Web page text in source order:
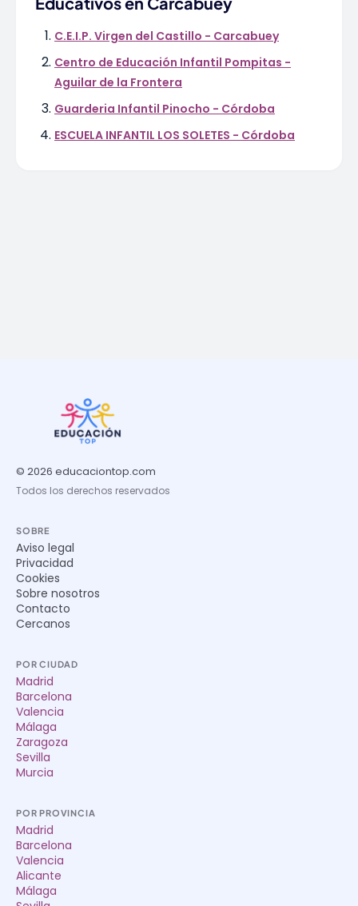
C.E.I.P. Virgen del Castillo - Carcabuey
Centro de Educación Infantil Pompitas -
Aguilar de la Frontera
Guarderia Infantil Pinocho - Córdoba
ESCUELA INFANTIL LOS SOLETES - Córdoba
© 2026 educaciontop.com
Todos los derechos reservados
SOBRE
Aviso legal
Privacidad
Cookies
Sobre nosotros
Contacto
Cercanos
POR CIUDAD
Madrid
Barcelona
Valencia
Málaga
Zaragoza
Sevilla
Murcia
POR PROVINCIA
Madrid
Barcelona
Valencia
Alicante
Málaga